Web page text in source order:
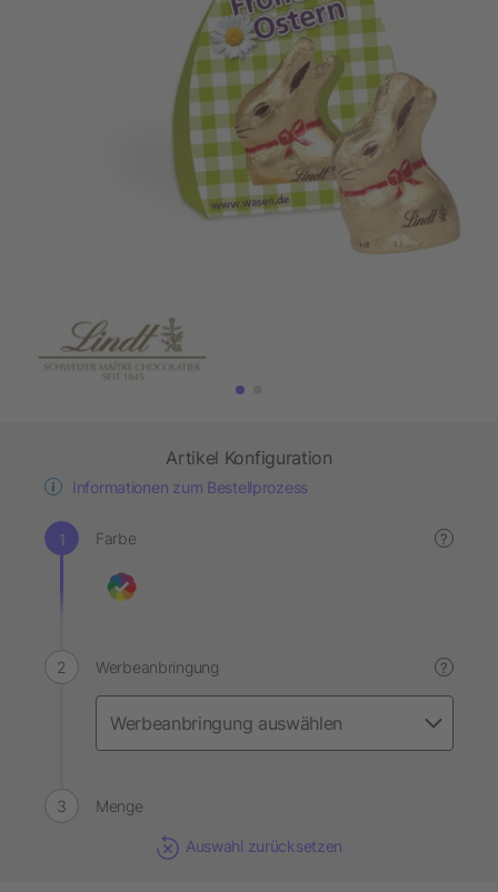
Artikel Konfiguration
Informationen zum Bestellprozess
Farbe ?
Werbeanbringung ?
Menge
Auswahl zurücksetzen